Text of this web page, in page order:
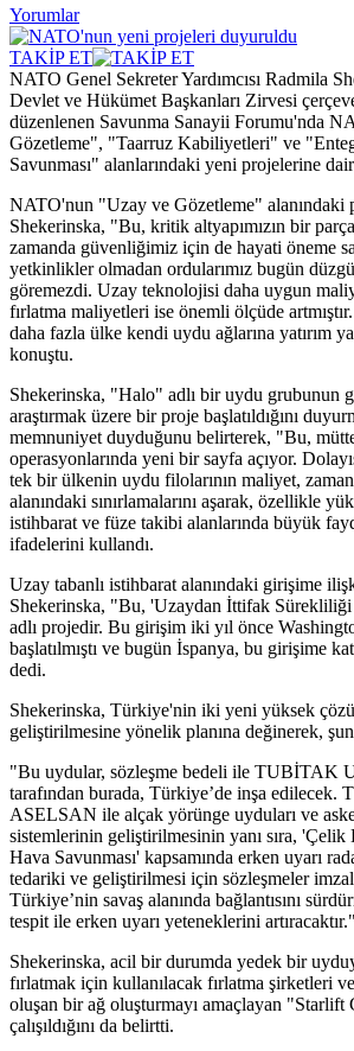
Yorumlar
TAKİP ET
NATO Genel Sekreter Yardımcısı Radmila
Devlet ve Hükümet Başkanları Zirvesi
düzenlenen Savunma Sanayii Forumu'nda
Gözetleme", "Taarruz Kabiliyetleri" ve
Savunması" alanlarındaki yeni projelerine
NATO'nun "Uzay ve Gözetleme" alanındaki
Shekerinska, "Bu, kritik altyapımızın bir
zamanda güvenliğimiz için de hayati öneme
yetkinlikler olmadan ordularımız bugün
göremezdi. Uzay teknolojisi daha uygun
fırlatma maliyetleri ise önemli ölçüde
daha fazla ülke kendi uydu ağlarına yatırım
konuştu.
Shekerinska, "Halo" adlı bir uydu grubunun
araştırmak üzere bir proje başlatıldığını
memnuniyet duyduğunu belirterek, "Bu,
operasyonlarında yeni bir sayfa açıyor.
tek bir ülkenin uydu filolarının maliyet,
alanındaki sınırlamalarını aşarak, özellikle
istihbarat ve füze takibi alanlarında büyük
ifadelerini kullandı.
Uzay tabanlı istihbarat alanındaki girişime
Shekerinska, "Bu, 'Uzaydan İttifak
adlı projedir. Bu girişim iki yıl önce
başlatılmıştı ve bugün İspanya, bu girişime
dedi.
Shekerinska, Türkiye'nin iki yeni yüksek
geliştirilmesine yönelik planına değinerek,
"Bu uydular, sözleşme bedeli ile TUBİTAK
tarafından burada, Türkiye’de inşa edilecek.
ASELSAN ile alçak yörünge uyduları ve
sistemlerinin geliştirilmesinin yanı sıra,
Hava Savunması' kapsamında erken uyarı
tedariki ve geliştirilmesi için sözleşmeler
Türkiye’nin savaş alanında bağlantısını
tespit ile erken uyarı yeteneklerini artıracaktır."
Shekerinska, acil bir durumda yedek bir
fırlatmak için kullanılacak fırlatma şirketleri
oluşan bir ağ oluşturmayı amaçlayan
çalışıldığını da belirtti.